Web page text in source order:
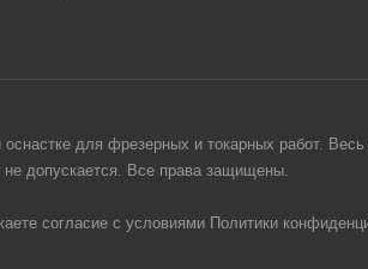
для фрезерных и токарных работ. Весь
не допускается. Все права защищены.
согласие с условиями Политики